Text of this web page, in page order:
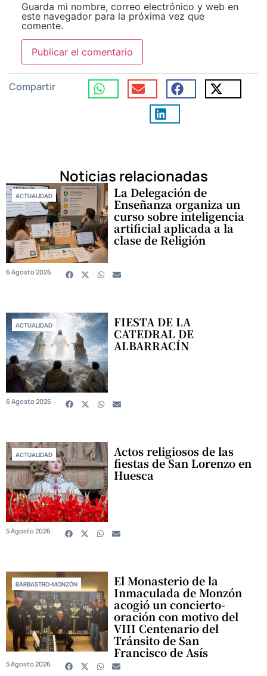
Guarda mi nombre, correo electrónico y web en
este navegador para la próxima vez que
comente.
Compartir
Noticias relacionadas
ACTUALIDAD La Delegación de
Enseñanza organiza un
curso sobre inteligencia
artificial aplicada a la
clase de Religión
6 Agosto 2026
ACTUALIDAD FIESTA DE LA
CATEDRAL DE
ALBARRACÍN
6 Agosto 2026
ACTUALIDAD Actos religiosos de las
fiestas de San Lorenzo en
Huesca
5 Agosto 2026
BARBASTRO-MONZÓN El Monasterio de la
Inmaculada de Monzón
acogió un concierto-
oración con motivo del
VIII Centenario del
Tránsito de San
Francisco de Asís
5 Agosto 2026